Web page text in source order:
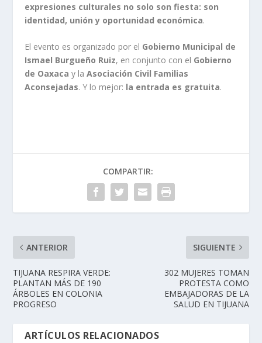
expresiones culturales no solo son fiesta: son
identidad, unión y oportunidad económica.
El evento es organizado por el Gobierno Municipal de
Ismael Burgueño Ruiz, en conjunto con el Gobierno
de Oaxaca y laAsociación Civil Familias
Aconsejadas. Y lo mejor: la entrada es gratuita.
COMPARTIR:
ANTERIOR
TIJUANA RESPIRA VERDE:
PLANTAN MÁS DE 190
ÁRBOLES EN COLONIA
PROGRESO
SIGUIENTE
302 MUJERES TOMAN
PROTESTA COMO
EMBAJADORAS DE LA
SALUD EN TIJUANA
ARTÍCULOS RELACIONADOS